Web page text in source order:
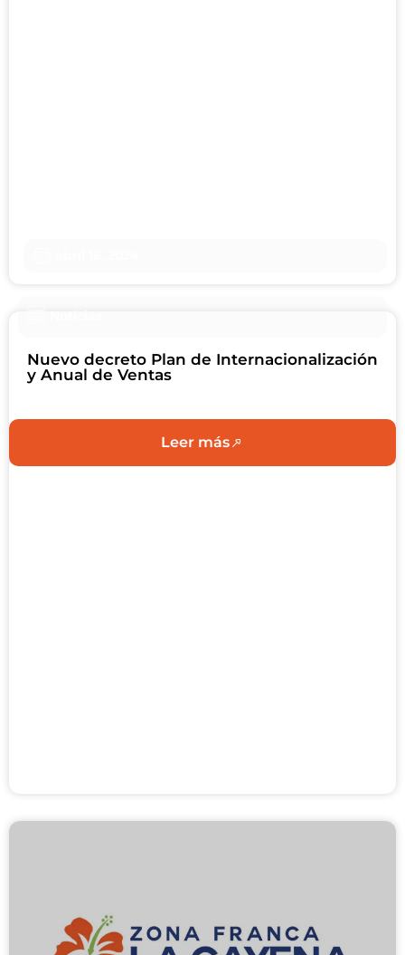
Nuevo decreto Plan de Internacionalización
y Anual de Ventas
Leer más